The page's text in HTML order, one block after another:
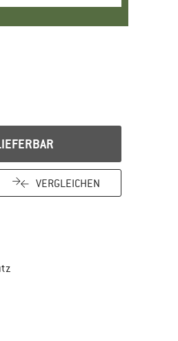
VERGLEICHEN
hier zu den Rückgabe-Richtlinien
Zahlungs-Infos hier! Öffnet sich in
Finde alle Infos hier!